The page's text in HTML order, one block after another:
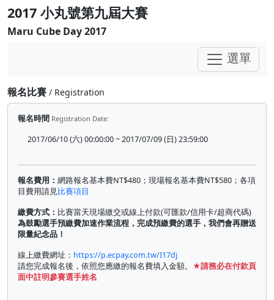
2017 小丸號第九屆大賽
Maru Cube Day 2017
選單
報名比賽 / Registration
報名時間 Registration Date:
2017/06/10 (六) 00:00:00 ~ 2017/07/09 (日) 23:59:00
報名費用： 網路報名基本費NT$480；現場報名基本費NT$580；各項
目費用請見比賽項目
繳費方式： 比賽當天現場繳交或線上付款(可匯款/信用卡/超商代碼)
為鼓勵選手預繳費加速作業流程，完成預繳費的選手，我們會再贈送
限量紀念品！
線上繳費網址： https://p.ecpay.com.tw/I17dj
請您完成報名後，依照您應繳的報名費填入金額。 ★請務必在付款頁
面中註明參賽選手姓名